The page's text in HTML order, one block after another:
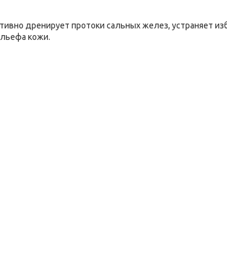
дренирует протоки сальных желез, устраняет
кожи.